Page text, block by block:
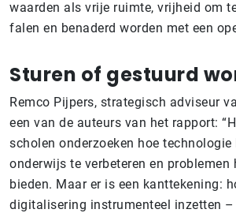
waarden als vrije ruimte, vrijheid om
falen en benaderd worden met een
Sturen of gestuurd
Remco Pijpers, strategisch adviseur
een van de auteurs van het rapport:
scholen onderzoeken hoe
onderwijs te verbeteren en problemen
bieden. Maar er is een kanttekening:
digitalisering instrumenteel inzetten